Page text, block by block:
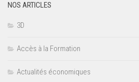
NOS ARTICLES
3D
Accès à la Formation
Actualités économiques